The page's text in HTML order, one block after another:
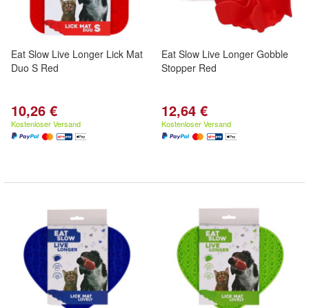
Eat Slow Live Longer Lick Mat
Duo S Red
10,26 €
Kostenloser Versand
Eat Slow Live Longer Gobble
Stopper Red
12,64 €
Kostenloser Versand